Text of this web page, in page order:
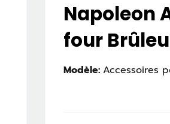
Napoleon
four
Modèle: